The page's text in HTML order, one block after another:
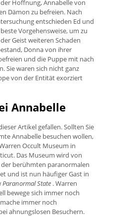
Hoffnung, Annabelle von
Dämon zu befreien. Nach
entschieden Ed und
Vorgehensweise, um zu
Geist weiteren Schaden
Donna von ihrer
und die Puppe mit nach
Sie waren sich nicht ganz
von der Entität exorziert
Annabelle
Artikel gefallen. Sollten Sie
Annabelle besuchen wollen,
Occult Museum in
Das Museum wird von
berühmten paranormalen
und ist nun häufiger Gast in
Paranormal State . Warren
bewege sich immer noch
immer noch
ahnungslosen Besuchern.